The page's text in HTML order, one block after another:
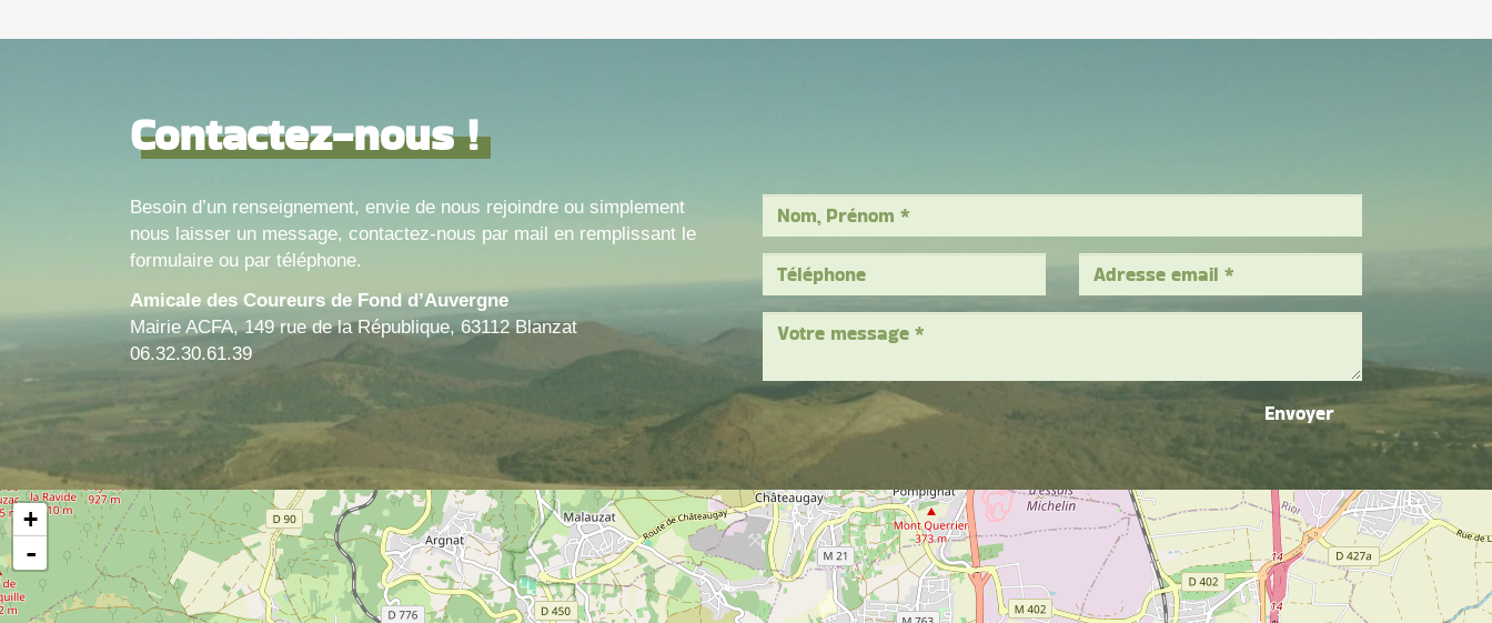
Contactez-nous !
Besoin d’un renseignement, envie de nous rejoindre ou simplement
nous laisser un message, contactez-nous par mail en remplissant le
formulaire ou par téléphone.
Amicale des Coureurs de Fond d’Auvergne
Mairie ACFA, 149 rue de la République, 63112 Blanzat
06.32.30.61.39
Envoyer
+
-